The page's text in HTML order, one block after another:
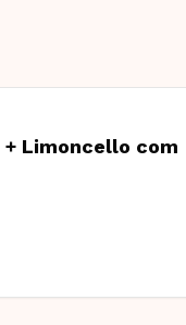
Limoncello com